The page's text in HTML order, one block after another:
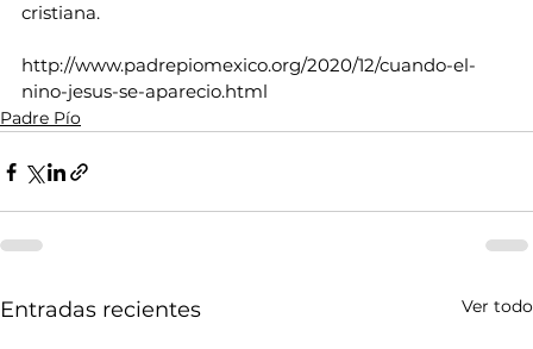
cristiana.
http://www.padrepiomexico.org/2020/12/cuando-el-
nino-jesus-se-aparecio.html
Padre Pío
Entradas recientes Ver todo